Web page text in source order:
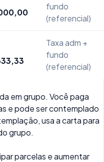
fundo
(referencial)
Taxa adm +
fundo
(referencial)
em grupo. Você paga
e pode ser contemplado
usa a carta para
grupo.
parcelas e aumentar